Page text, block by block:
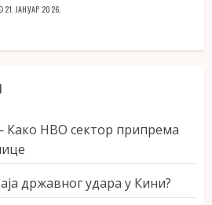
21. ЈАНУАР 2026.
Како НВО сектор припрема
државног удара у Кини?